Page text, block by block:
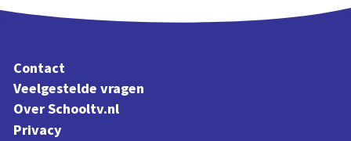
Contact
Veelgestelde vragen
Over Schooltv.nl
Privacy